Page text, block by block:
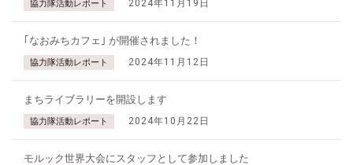
協力隊活動レポート 2024年11月19日
｢なおみちカフェ｣ が開催されました！
協力隊活動レポート 2024年11月12日
まちライブラリーを開設します
協力隊活動レポート 2024年10月22日
モルック世界大会にスタッフとして参加しました